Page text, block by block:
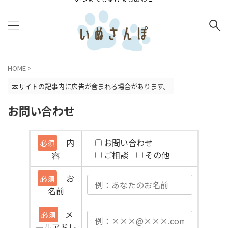
HOME >
本サイトの記事内に広告が含まれる場合があります。
お問い合わせ
必須
内
容
お問い合わせ
ご相談
その他
必須
お
名前
必須
メ